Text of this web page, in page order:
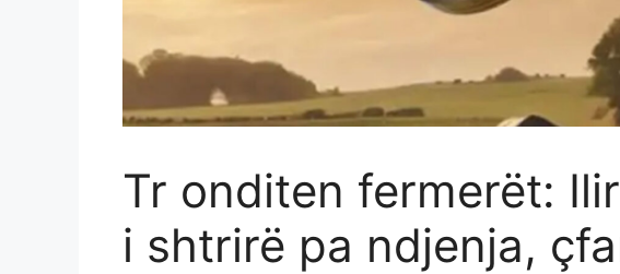
Tr onditen fermerët:
i shtrirë pa ndjenja,